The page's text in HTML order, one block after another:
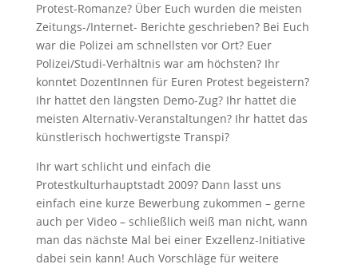
Protest-Romanze? Über Euch wurden die meisten
Zeitungs-/Internet- Berichte geschrieben? Bei Euch
war die Polizei am schnellsten vor Ort? Euer
Polizei/Studi-Verhältnis war am höchsten? Ihr
konntet DozentInnen für Euren Protest begeistern?
Ihr hattet den längsten Demo-Zug? Ihr hattet die
meisten Alternativ-Veranstaltungen? Ihr hattet das
künstlerisch hochwertigste Transpi?
Ihr wart schlicht und einfach die
Protestkulturhauptstadt 2009? Dann lasst uns
einfach eine kurze Bewerbung zukommen – gerne
auch per Video – schließlich weiß man nicht, wann
man das nächste Mal bei einer Exzellenz-Initiative
dabei sein kann! Auch Vorschläge für weitere